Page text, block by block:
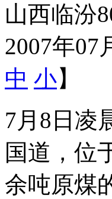
山西临汾
2007年07
中 小】
7月8日凌
国道，位
余吨原煤